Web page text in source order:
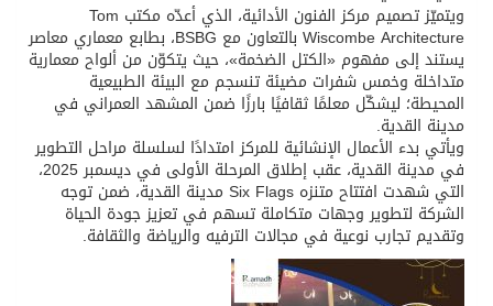
ويتميّز تصميم مركز الفنون الأدائية، الذي أعدّه مكتب Tom
Wiscombe Architecture بالتعاون مع BSBG، بطابع معماري معاصر
يستند إلى مفهوم «الكتل الضخمة»، حيث يتكوّن من ألواح معمارية
متداخلة وخمس شفرات مضيئة تنسجم مع البيئة الطبيعية
المحيطة؛ ليشكّل معلمًا ثقافيًا بارزًا ضمن المشهد العمراني في
مدينة القدية.
ويأتي بدء الأعمال الإنشائية للمركز امتدادًا لسلسلة مراحل التطوير
في مدينة القدية، عقب إطلاق المرحلة الأولى في ديسمبر 2025،
التي شهدت افتتاح متنزه Six Flags مدينة القدية، ضمن توجه
الشركة لتطوير وجهات متكاملة تسهم في تعزيز جودة الحياة
وتقديم تجارب نوعية في مجالات الترفيه والرياضة والثقافة.